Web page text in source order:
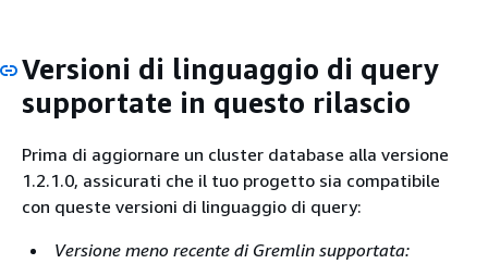
Versioni di linguaggio di query
supportate in questo rilascio
Prima di aggiornare un cluster database alla versione
1.2.1.0, assicurati che il tuo progetto sia compatibile
con queste versioni di linguaggio di query:
Versione meno recente di Gremlin supportata: